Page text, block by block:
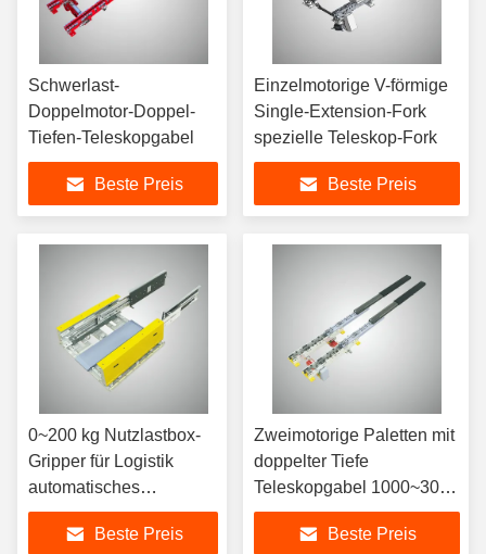
Schwerlast-
Doppelmotor-Doppel-
Tiefen-Teleskopgabel
Beste Preis
Einzelmotorige V-förmige
Single-Extension-Fork
spezielle Teleskop-Fork
Beste Preis
0~200 kg Nutzlastbox-
Gripper für Logistik
automatisches
Lagersystem
Beste Preis
Zweimotorige Paletten mit
doppelter Tiefe
Teleskopgabel 1000~3000
mm Länge
Beste Preis